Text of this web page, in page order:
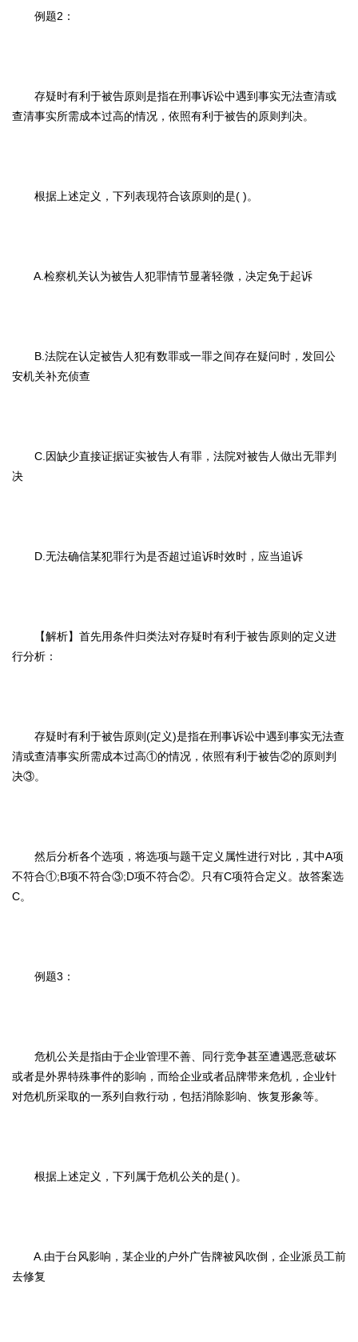
例题2：
存疑时有利于被告原则是指在刑事诉讼中遇到事实无法查清或
查清事实所需成本过高的情况，依照有利于被告的原则判决。
根据上述定义，下列表现符合该原则的是( )。
A.检察机关认为被告人犯罪情节显著轻微，决定免于起诉
B.法院在认定被告人犯有数罪或一罪之间存在疑问时，发回公
安机关补充侦查
C.因缺少直接证据证实被告人有罪，法院对被告人做出无罪判
决
D.无法确信某犯罪行为是否超过追诉时效时，应当追诉
【解析】首先用条件归类法对存疑时有利于被告原则的定义进
行分析：
存疑时有利于被告原则(定义)是指在刑事诉讼中遇到事实无法查
清或查清事实所需成本过高①的情况，依照有利于被告②的原则判
决③。
然后分析各个选项，将选项与题干定义属性进行对比，其中A项
不符合①;B项不符合③;D项不符合②。只有C项符合定义。故答案选
C。
例题3：
危机公关是指由于企业管理不善、同行竞争甚至遭遇恶意破坏
或者是外界特殊事件的影响，而给企业或者品牌带来危机，企业针
对危机所采取的一系列自救行动，包括消除影响、恢复形象等。
根据上述定义，下列属于危机公关的是( )。
A.由于台风影响，某企业的户外广告牌被风吹倒，企业派员工前
去修复